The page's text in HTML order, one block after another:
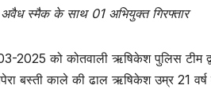
अवैध स्मैक के साथ 01 अभियुक्त गिरफ्तार
2025 को कोतवाली ऋषिकेश पुलिस टीम
बस्ती काले की ढाल ऋषिकेश उम्र 21